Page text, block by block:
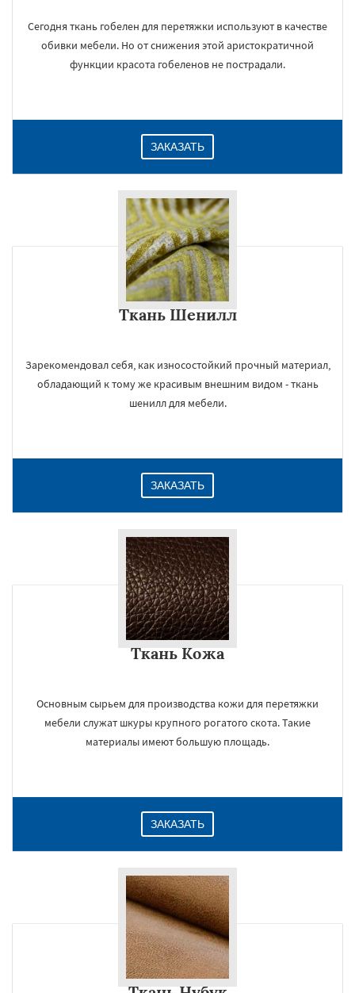
Сегодня ткань гобелен для перетяжки используют в качестве
обивки мебели. Но от снижения этой аристократичной
функции красота гобеленов не пострадали.
ЗАКАЗАТЬ
Ткань Шенилл
Зарекомендовал себя, как износостойкий прочный материал,
обладающий к тому же красивым внешним видом - ткань
шенилл для мебели.
ЗАКАЗАТЬ
Ткань Кожа
Основным сырьем для производства кожи для перетяжки
мебели служат шкуры крупного рогатого скота. Такие
материалы имеют большую площадь.
ЗАКАЗАТЬ